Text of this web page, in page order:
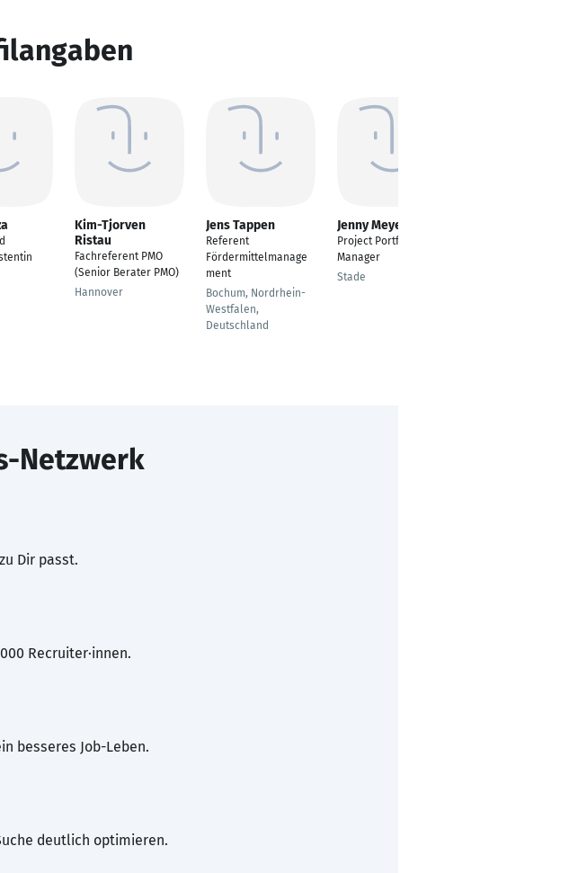
Kim-Tjorven
Ristau
Fachreferent PMO
(Senior Berater PMO)
Hannover
Jens Tappen
Referent
Fördermittelmanage
ment
Bochum, Nordrhein-
Westfalen,
Deutschland
Jenny Meyer
Project Portfolio
Manager
Stade
Netzwerk
Dir passt.
Recruiter·innen.
besseres Job-Leben.
deutlich optimieren.